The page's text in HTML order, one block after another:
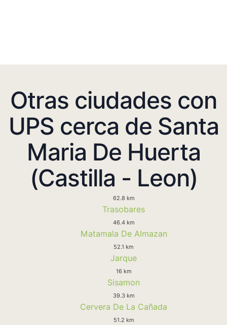
Otras ciudades con
UPS cerca de Santa
Maria De Huerta
(Castilla - Leon)
62.8 km
Trasobares
46.4 km
Matamala De Almazan
52.1 km
Jarque
16 km
Sisamon
39.3 km
Cervera De La Cañada
51.2 km